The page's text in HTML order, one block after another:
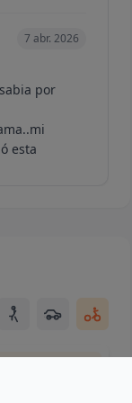
7 abr. 2026
por
esta
en Coslada